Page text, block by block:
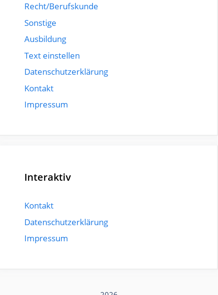
Recht/Berufskunde
Sonstige
Ausbildung
Text einstellen
Datenschutzerklärung
Kontakt
Impressum
Interaktiv
Kontakt
Datenschutzerklärung
Impressum